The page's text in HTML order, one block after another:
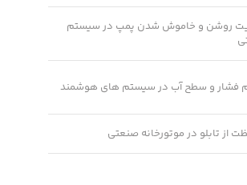
روشن و خاموش شدن پمپ در سیستم
فشار و سطح آب در سیستم های هوشمند
از تابلو در موتورخانه صنعتی